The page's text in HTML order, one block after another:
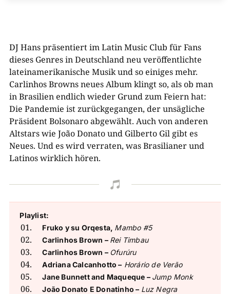
DJ Hans präsentiert im Latin Music Club für Fans
dieses Genres in Deutschland neu veröffentlichte
lateinamerikanische Musik und so einiges mehr.
Carlinhos Browns neues Album klingt so, als ob man
in Brasilien endlich wieder Grund zum Feiern hat:
Die Pandemie ist zurückgegangen, der unsägliche
Präsident Bolsonaro abgewählt. Auch von anderen
Altstars wie João Donato und Gilberto Gil gibt es
Neues. Und es wird verraten, was Brasilianer und
Latinos wirklich hören.

Playlist:
Fruko y su Orqesta, Mambo #5
Carlinhos Brown – Rei Timbau
Carlinhos Brown – Ofurúru
Adriana Calcanhotto – Horário de Verão
Jane Bunnett and Maqueque – Jump Monk
João Donato E Donatinho – Luz Negra